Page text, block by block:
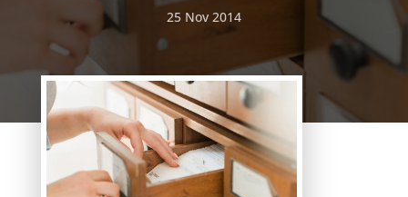
25 Nov 2014